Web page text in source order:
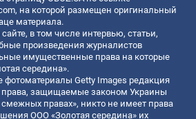
, на которой размещен оригинальный
материала.
в том числе интервью, статьи,
произведения журналистов
имущественные права на которые
середина».
фотоматериалы Getty Images редакция
защищаемые законом Украины
смежных правах», никто не имеет права
ООО «Золотая середина» их